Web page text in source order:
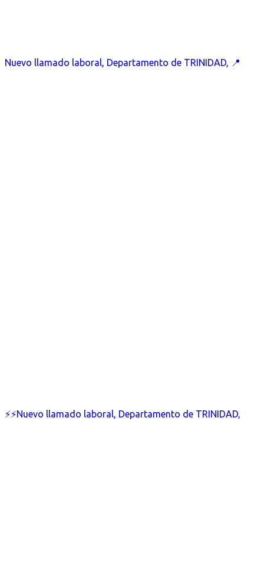
Nuevo llamado laboral, Departamento de TRINIDAD, 📍
⚡⚡Nuevo llamado laboral, Departamento de TRINIDAD,